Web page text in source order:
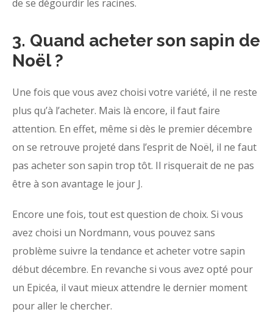
de se dégourdir les racines.
3. Quand acheter son sapin de
Noël ?
Une fois que vous avez choisi votre variété, il ne reste
plus qu’à l’acheter. Mais là encore, il faut faire
attention. En effet, même si dès le premier décembre
on se retrouve projeté dans l’esprit de Noël, il ne faut
pas acheter son sapin trop tôt. Il risquerait de ne pas
être à son avantage le jour J.
Encore une fois, tout est question de choix. Si vous
avez choisi un Nordmann, vous pouvez sans
problème suivre la tendance et acheter votre sapin
début décembre. En revanche si vous avez opté pour
un Epicéa, il vaut mieux attendre le dernier moment
pour aller le chercher.